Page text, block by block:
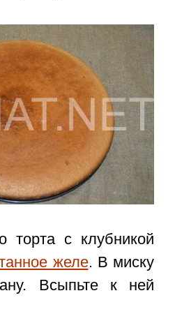
торта с клубникой
желе. В миску
Всыпьте к ней